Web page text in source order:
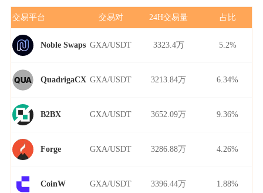
交易平台 交易对 24H交易量 占比
Noble Swaps GXA/USDT 3323.4万 5.2%
QuadrigaCX GXA/USDT 3213.84万 6.34%
B2BX GXA/USDT 3652.09万 9.36%
Forge GXA/USDT 3286.88万 4.26%
CoinW GXA/USDT 3396.44万 1.88%